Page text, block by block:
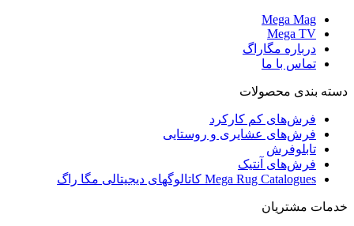
Mega Mag
Mega TV
درباره مگاراگ
تماس با ما
دسته بندی محصولات
فرش‌های کم کارکرد
فرش‌های عشایری و روستایی
تابلوفرش
فرش‌های آنتیک
Mega Rug Catalogues کاتالوگهای دیجیتالی مگا راگ
خدمات مشتریان